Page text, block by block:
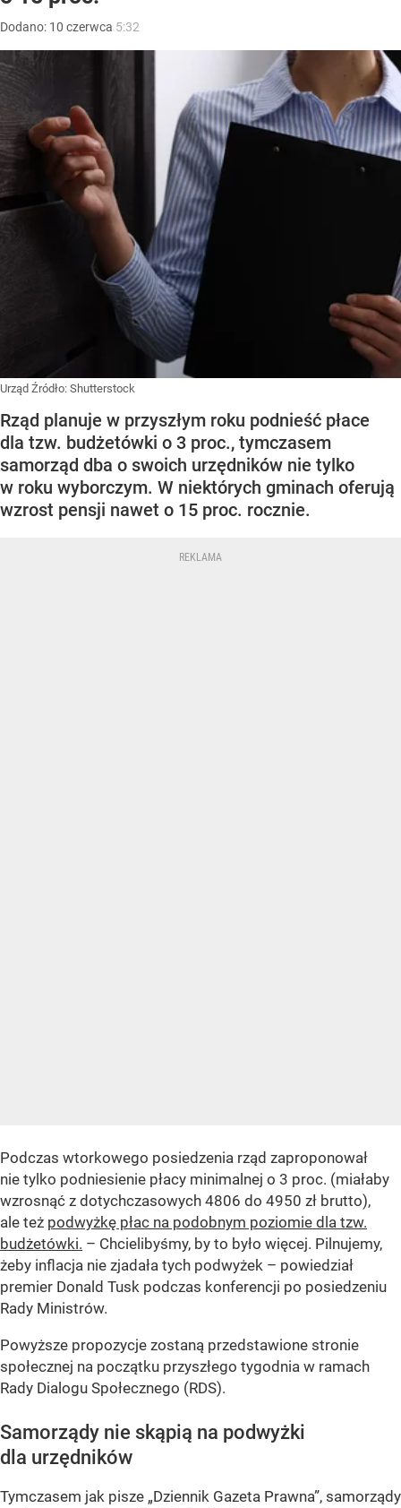
Dodano: 10 czerwca 5:32
Urząd Źródło: Shutterstock
Rząd planuje w przyszłym roku podnieść płace
dla tzw. budżetówki o 3 proc., tymczasem
samorząd dba o swoich urzędników nie tylko
w roku wyborczym. W niektórych gminach oferują
wzrost pensji nawet o 15 proc. rocznie.
Podczas wtorkowego posiedzenia rząd zaproponował
nie tylko podniesienie płacy minimalnej o 3 proc. (miałaby
wzrosnąć z dotychczasowych 4806 do 4950 zł brutto),
ale też podwyżkę płac na podobnym poziomie dla tzw.
budżetówki. – Chcielibyśmy, by to było więcej. Pilnujemy,
żeby inflacja nie zjadała tych podwyżek – powiedział
premier Donald Tusk podczas konferencji po posiedzeniu
Rady Ministrów.
Powyższe propozycje zostaną przedstawione stronie
społecznej na początku przyszłego tygodnia w ramach
Rady Dialogu Społecznego (RDS).
Samorządy nie skąpią na podwyżki
dla urzędników
Tymczasem jak pisze „Dziennik Gazeta Prawna”, samorządy